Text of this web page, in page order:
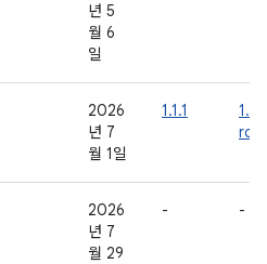
년 5
월 6
일
2026
년 7
월 1일
1.1.1
2026
년 7
월 29
- -